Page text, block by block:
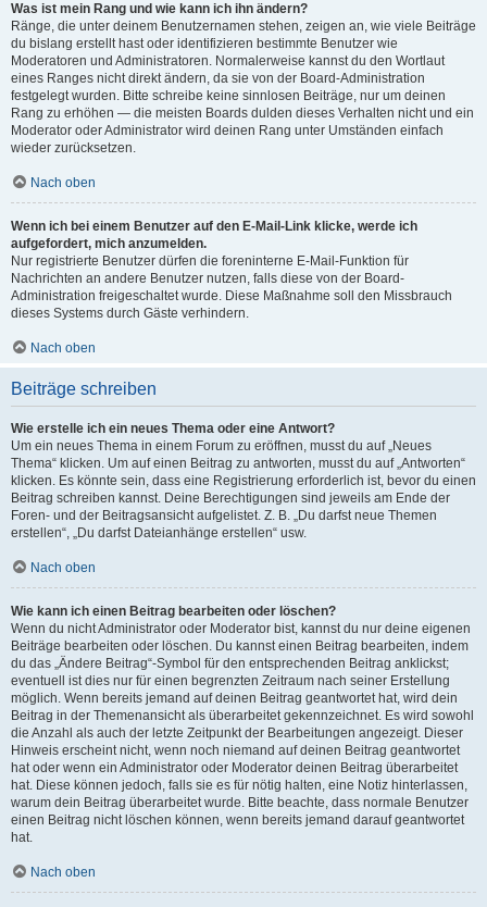
Was ist mein Rang und wie kann ich ihn ändern?
Ränge, die unter deinem Benutzernamen stehen, zeigen an, wie viele Beiträge
du bislang erstellt hast oder identifizieren bestimmte Benutzer wie
Moderatoren und Administratoren. Normalerweise kannst du den Wortlaut
eines Ranges nicht direkt ändern, da sie von der Board-Administration
festgelegt wurden. Bitte schreibe keine sinnlosen Beiträge, nur um deinen
Rang zu erhöhen — die meisten Boards dulden dieses Verhalten nicht und ein
Moderator oder Administrator wird deinen Rang unter Umständen einfach
wieder zurücksetzen.
Nach oben
Wenn ich bei einem Benutzer auf den E-Mail-Link klicke, werde ich
aufgefordert, mich anzumelden.
Nur registrierte Benutzer dürfen die foreninterne E-Mail-Funktion für
Nachrichten an andere Benutzer nutzen, falls diese von der Board-
Administration freigeschaltet wurde. Diese Maßnahme soll den Missbrauch
dieses Systems durch Gäste verhindern.
Nach oben
Beiträge schreiben
Wie erstelle ich ein neues Thema oder eine Antwort?
Um ein neues Thema in einem Forum zu eröffnen, musst du auf „Neues
Thema“ klicken. Um auf einen Beitrag zu antworten, musst du auf „Antworten“
klicken. Es könnte sein, dass eine Registrierung erforderlich ist, bevor du einen
Beitrag schreiben kannst. Deine Berechtigungen sind jeweils am Ende der
Foren- und der Beitragsansicht aufgelistet. Z. B. „Du darfst neue Themen
erstellen“, „Du darfst Dateianhänge erstellen“ usw.
Nach oben
Wie kann ich einen Beitrag bearbeiten oder löschen?
Wenn du nicht Administrator oder Moderator bist, kannst du nur deine eigenen
Beiträge bearbeiten oder löschen. Du kannst einen Beitrag bearbeiten, indem
du das „Ändere Beitrag“-Symbol für den entsprechenden Beitrag anklickst;
eventuell ist dies nur für einen begrenzten Zeitraum nach seiner Erstellung
möglich. Wenn bereits jemand auf deinen Beitrag geantwortet hat, wird dein
Beitrag in der Themenansicht als überarbeitet gekennzeichnet. Es wird sowohl
die Anzahl als auch der letzte Zeitpunkt der Bearbeitungen angezeigt. Dieser
Hinweis erscheint nicht, wenn noch niemand auf deinen Beitrag geantwortet
hat oder wenn ein Administrator oder Moderator deinen Beitrag überarbeitet
hat. Diese können jedoch, falls sie es für nötig halten, eine Notiz hinterlassen,
warum dein Beitrag überarbeitet wurde. Bitte beachte, dass normale Benutzer
einen Beitrag nicht löschen können, wenn bereits jemand darauf geantwortet
hat.
Nach oben